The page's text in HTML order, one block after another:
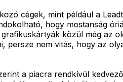
cégek, mint például a
hogy mostanság
közül még az
persze nem vitás, hogy az
a piacra rendkívül